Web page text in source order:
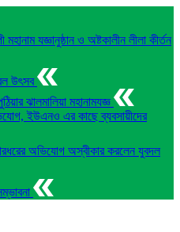
যজ্ঞানুষ্ঠান ও অষ্টকালীন লীলা কীর্তন
উৎসব
ঝালমালিয়া মহানামযজ্ঞ
ইউএনও এর কাছে ব্যবসায়ীদের
অভিযোগ অস্বীকার করলেন যুবদল